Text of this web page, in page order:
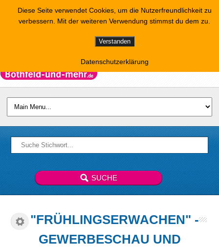
"FRÜHLINGSERWACHEN" -
GEWERBESCHAU UND
Diese Seite verwendet Cookies, um die Nutzerfreundlichkeit zu
verbessern. Mit der weiteren Verwendung stimmst du dem zu.
Verstanden
Datenschutzerklärung